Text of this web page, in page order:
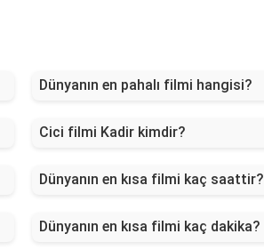
Dünyanın en pahalı filmi hangisi?
Cici filmi Kadir kimdir?
Dünyanın en kısa filmi kaç saattir?
Dünyanın en kısa filmi kaç dakika?